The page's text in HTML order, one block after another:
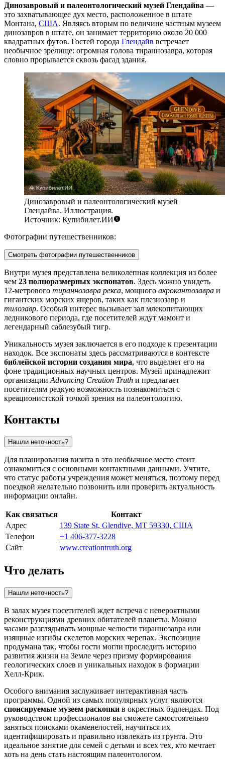
Динозавровый и палеонтологический музей Глендайва —
это захватывающее дух место, расположенное в штате
Монтана, США. Являясь вторым по величине частным музеем
динозавров в штате, он занимает территорию около 20 000
квадратных футов. Гостей города Глендайв встречает
необычное зрелище: огромная голова тираннозавра, которая
словно прорывается сквозь фасад здания.
Динозавровый и палеонтологический музей
Глендайва. Иллюстрация.
Источник: Купибилет.ИИ
Фотографии путешественников:
Смотреть фотографии путешественников
Внутри музея представлена великолепная коллекция из более
чем 23 полноразмерных экспонатов. Здесь можно увидеть
12-метрового тираннозавра рекса, мощного акрокантозавра и
гигантских морских ящеров, таких как плезиозавр и
тилозавр. Особый интерес вызывает зал млекопитающих
ледникового периода, где посетителей ждут мамонт и
легендарный саблезубый тигр.
Уникальность музея заключается в его подходе к презентации
находок. Все экспонаты здесь рассматриваются в контексте
библейской истории создания мира, что выделяет его на
фоне традиционных научных центров. Музей принадлежит
организации Advancing Creation Truth и предлагает
посетителям редкую возможность познакомиться с
креационистской точкой зрения на палеонтологию.
Контакты
Нашли неточность?
Для планирования визита в это необычное место стоит
ознакомиться с основными контактными данными. Учтите,
что статус работы учреждения может меняться, поэтому перед
поездкой желательно позвонить или проверить актуальность
информации онлайн.
Как связаться
Контакт
Адрес
139 State St, Glendive, MT 59330, США
Телефон
+1 406-377-3228
Сайт
www.creationtruth.org
Что делать
Нашли неточность?
В залах музея посетителей ждет встреча с невероятными
реконструкциями древних обитателей планеты. Можно
часами разглядывать мощные челюсти тираннозавра или
изящные изгибы скелетов морских черепах. Экспозиция
продумана так, чтобы гости могли проследить историю
развития жизни на Земле через призму формирования
геологических слоев и уникальных находок в формации
Хелл-Крик.
Особого внимания заслуживает интерактивная часть
программы. Одной из самых популярных услуг являются
спонсируемые музеем раскопки в окрестных бэдлендах. Под
руководством профессионалов вы сможете самостоятельно
заняться поисками окаменелостей, научиться их
идентифицировать и правильно извлекать из грунта. Это
идеальное занятие для семей с детьми и всех тех, кто мечтает
хоть на день стать настоящим палеонтологом.